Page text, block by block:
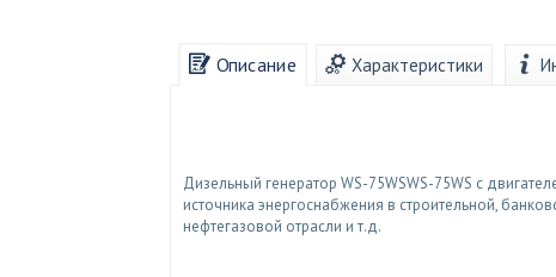
Описание Характеристики
Дизельный генератор WS-75WSWS-75WS с
источника энергоснабжения в строительной,
нефтегазовой отрасли и т.д.